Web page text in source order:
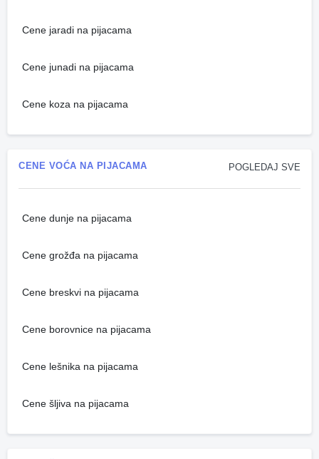
Cene jaradi na pijacama
Cene junadi na pijacama
Cene koza na pijacama
POGLEDAJ SVE
CENE VOĆA NA PIJACAMA
Cene dunje na pijacama
Cene grožđa na pijacama
Cene breskvi na pijacama
Cene borovnice na pijacama
Cene lešnika na pijacama
Cene šljiva na pijacama